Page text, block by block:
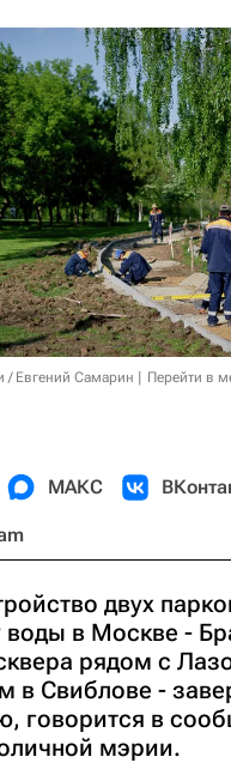
/ Евгений Самарин Перейти в
МАКС
двух
воды в Москве -
рядом с
в Свиблове -
говорится в
мэрии.